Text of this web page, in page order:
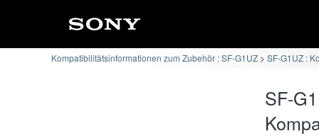
Kompatibilitätsinformationen zum Zubehör : SF-G1UZ SF-G1UZ :
SF-